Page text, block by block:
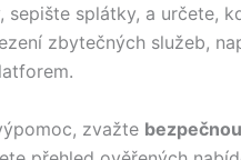
splátky, a určete,
zbytečných služeb,
zvažte